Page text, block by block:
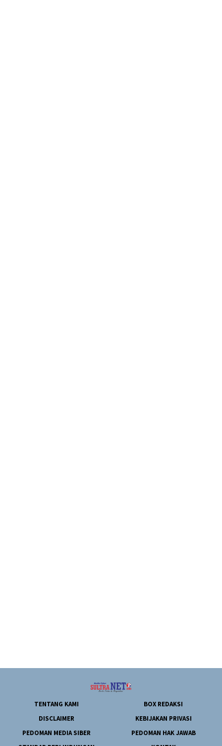
TENTANG KAMI
BOX REDAKSI
DISCLAIMER
KEBIJAKAN PRIVASI
PEDOMAN MEDIA SIBER
PEDOMAN HAK JAWAB